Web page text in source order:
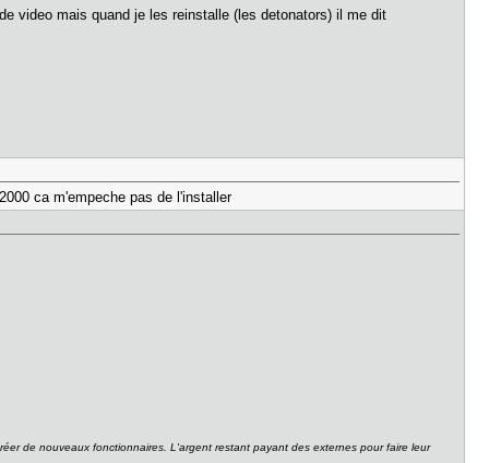
video mais quand je les reinstalle (les detonators) il me dit
ca m'empeche pas de l'installer
de nouveaux fonctionnaires. L'argent restant payant des externes pour faire leur